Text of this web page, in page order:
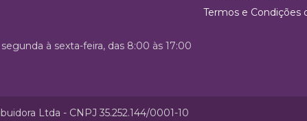
Termos e Condições
à sexta-feira, das 8:00 às 17:00
Ltda - CNPJ 35.252.144/0001-10